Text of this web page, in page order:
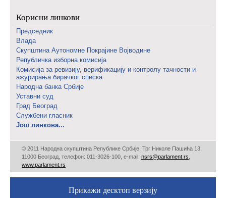
Корисни линкови
Председник
Влада
Скупштина Аутономне Покрајине Војводине
Републичка изборна комисија
Комисија за ревизију, верификацију и контролу тачности и
ажурирања бирачког списка
Народна банка Србије
Уставни суд
Град Београд
Службени гласник
Још линкова...
© 2011 Народна скупштина Републике Србије, Трг Николе Пашића 13,
11000 Београд, телефон: 011-3026-100, е-mail: nsrs@parlament.rs
www.parlament.rs
Прикажи десктоп верзију